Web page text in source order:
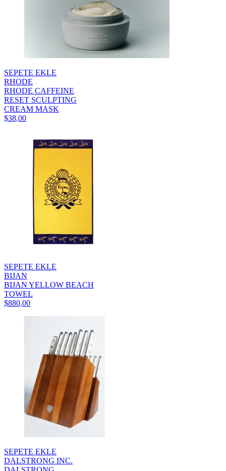
SEPETE EKLE
RHODE
RHODE CAFFEINE
RESET SCULPTING
CREAM MASK
$38,00
SEPETE EKLE
BIJAN
BIJAN YELLOW BEACH
TOWEL
$880,00
SEPETE EKLE
DALSTRONG INC.